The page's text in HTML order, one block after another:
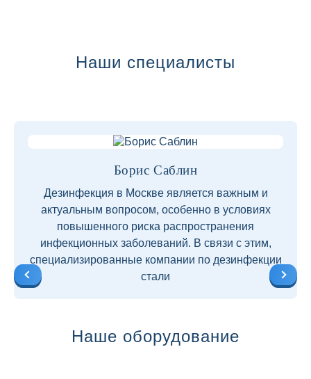
Наши специалисты
Борис Саблин
Дезинфекция в Москве является важным и
актуальным вопросом, особенно в условиях
повышенного риска распространения
инфекционных заболеваний. В связи с этим,
специализированные компании по дезинфекции
стали
Наше оборудование